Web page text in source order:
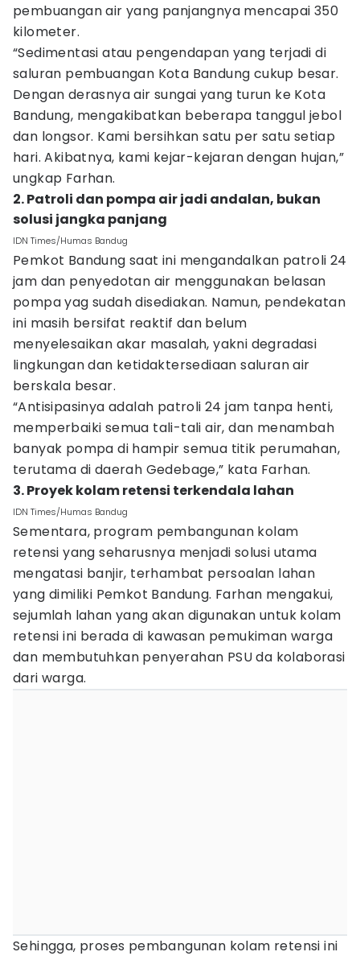
pembuangan air yang panjangnya mencapai 350
kilometer.
“Sedimentasi atau pengendapan yang terjadi di
saluran pembuangan Kota Bandung cukup besar.
Dengan derasnya air sungai yang turun ke Kota
Bandung, mengakibatkan beberapa tanggul jebol
dan longsor. Kami bersihkan satu per satu setiap
hari. Akibatnya, kami kejar-kejaran dengan hujan,”
ungkap Farhan.
2. Patroli dan pompa air jadi andalan, bukan
solusi jangka panjang
IDN Times/Humas Bandug
Pemkot Bandung saat ini mengandalkan patroli 24
jam dan penyedotan air menggunakan belasan
pompa yag sudah disediakan. Namun, pendekatan
ini masih bersifat reaktif dan belum
menyelesaikan akar masalah, yakni degradasi
lingkungan dan ketidaktersediaan saluran air
berskala besar.
“Antisipasinya adalah patroli 24 jam tanpa henti,
memperbaiki semua tali-tali air, dan menambah
banyak pompa di hampir semua titik perumahan,
terutama di daerah Gedebage,” kata Farhan.
3. Proyek kolam retensi terkendala lahan
IDN Times/Humas Bandug
Sementara, program pembangunan kolam
retensi yang seharusnya menjadi solusi utama
mengatasi banjir, terhambat persoalan lahan
yang dimiliki Pemkot Bandung. Farhan mengakui,
sejumlah lahan yang akan digunakan untuk kolam
retensi ini berada di kawasan pemukiman warga
dan membutuhkan penyerahan PSU da kolaborasi
dari warga.
Sehingga, proses pembangunan kolam retensi ini